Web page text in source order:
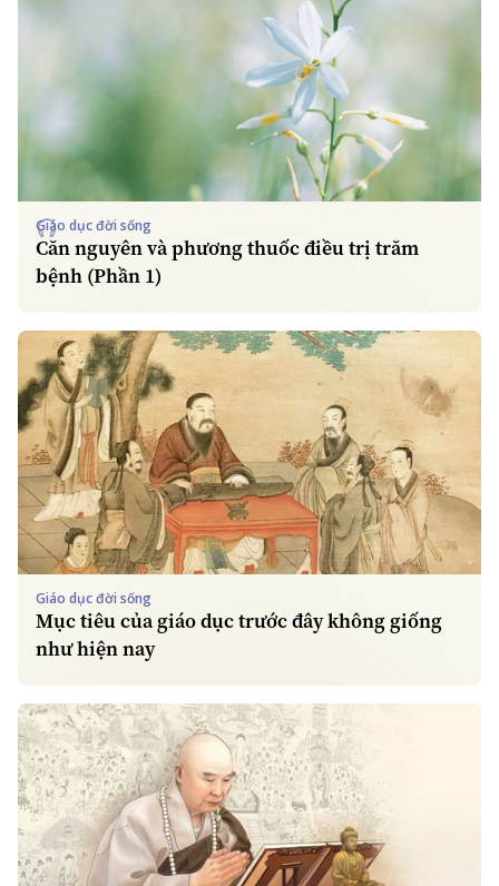
Giáo dục đời sống
Căn nguyên và phương thuốc điều trị trăm
bệnh (Phần 1)
Giáo dục đời sống
Mục tiêu của giáo dục trước đây không giống
như hiện nay